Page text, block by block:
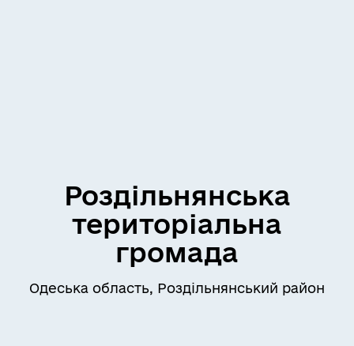
Роздільнянська
територіальна
громада
Одеська область, Роздільнянський район